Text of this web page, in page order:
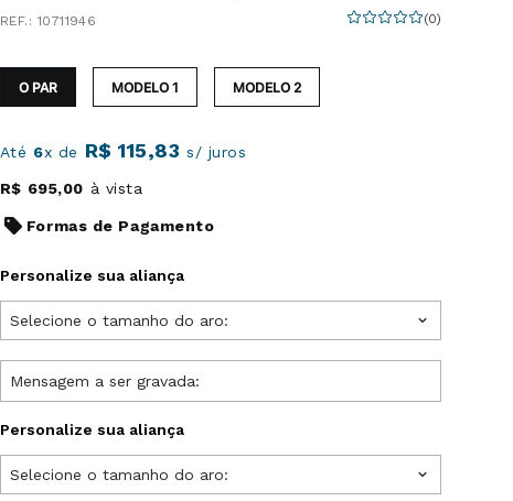
: 10711946 (0)
O PAR MODELO 1 MODELO 2
Até 6x de R$ 115,83 s/ juros
R$ 695,00 à vista
Formas de Pagamento
Personalize sua aliança
Selecione o tamanho do aro:
Personalize sua aliança
Selecione o tamanho do aro: